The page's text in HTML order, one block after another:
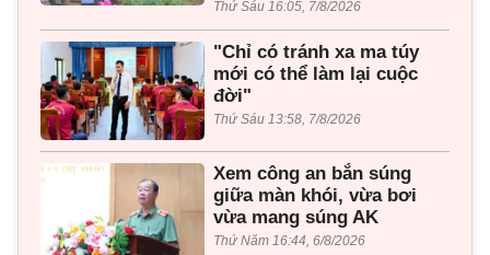
Thứ Sáu 16:05, 7/8/2026
"Chỉ có tránh xa ma túy
mới có thể làm lại cuộc
đời"
Thứ Sáu 13:58, 7/8/2026
Xem công an bắn súng
giữa màn khói, vừa bơi
vừa mang súng AK
Thứ Năm 16:44, 6/8/2026